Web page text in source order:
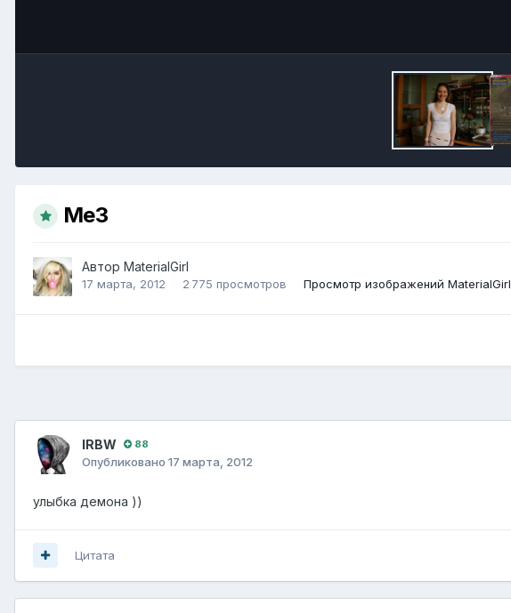
Me3
Автор MaterialGirl
17 марта, 2012 2 775 просмотров Просмотр изображений MaterialGirl
lRBW 88
Опубликовано 17 марта, 2012
улыбка демона ))
Цитата